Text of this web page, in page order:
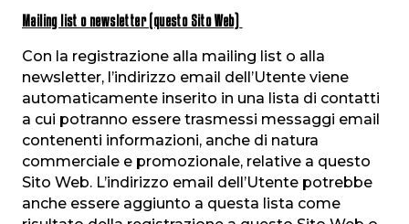
Mailing list o newsletter (questo Sito Web)
Con la registrazione alla mailing list o alla
newsletter, l’indirizzo email dell’Utente viene
automaticamente inserito in una lista di contatti
a cui potranno essere trasmessi messaggi email
contenenti informazioni, anche di natura
commerciale e promozionale, relative a questo
Sito Web. L’indirizzo email dell’Utente potrebbe
anche essere aggiunto a questa lista come